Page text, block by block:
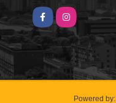
FacebookInstagram
Powered by: